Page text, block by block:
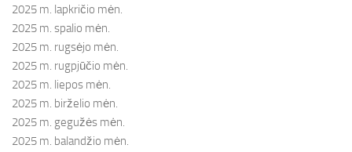
2025 m. lapkričio mėn.
2025 m. spalio mėn.
2025 m. rugsėjo mėn.
2025 m. rugpjūčio mėn.
2025 m. liepos mėn.
2025 m. birželio mėn.
2025 m. gegužės mėn.
2025 m. balandžio mėn.